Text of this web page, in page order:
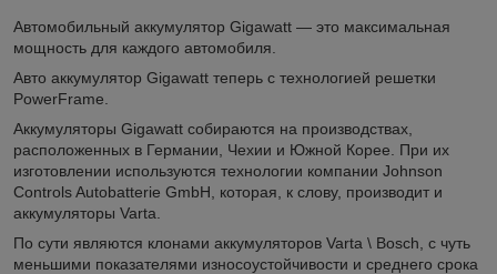
Автомобильный аккумулятор Gigawatt — это максимальная
мощность для каждого автомобиля.
Авто аккумулятор Gigawatt теперь с технологией решетки
PowerFrame.
Аккумуляторы Gigawatt собираются на производствах,
расположенных в Германии, Чехии и Южной Корее. При их
изготовлении используются технологии компании Jоhnson
Cоntrols Autоbatterie GmbH, которая, к слову, производит и
аккумуляторы Varta.
По сути являются клонами аккумуляторов Varta \ Bosch, с чуть
меньшими показателями износоустойчивости и среднего срока